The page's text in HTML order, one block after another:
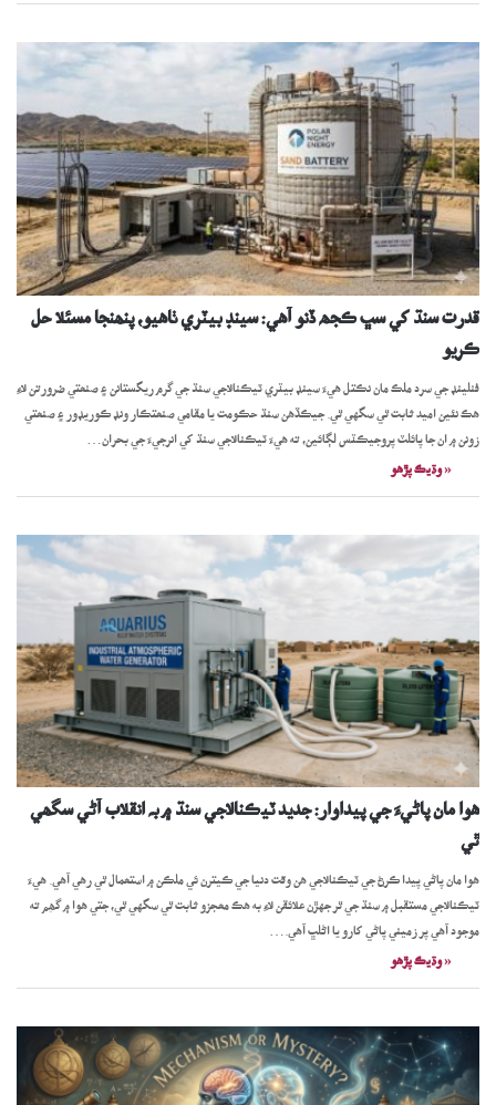
قدرت سنڌ کي سڀ ڪجھ ڏنو آھي: سينڊ بيٽري ٺاھيو، پنھنجا مسئلا حل
ڪريو
فنلينڊ جي سرد ملڪ مان نڪتل هيءَ سينڊ بيٽري ٽيڪنالاجي سنڌ جي گرم ريگستانن ۽ صنعتي ضرورتن لاءِ
هڪ نئين اميد ثابت ٿي سگهي ٿي. جيڪڏهن سنڌ حڪومت يا مقامي صنعتڪار ونڊ ڪوريڊور ۽ صنعتي
زونن ۾ ان جا پائلٽ پروجيڪٽس لڳائين، ته هيءَ ٽيڪنالاجي سنڌ کي انرجيءَ جي بحران…
« وڌيڪ پڙھو
هوا مان پاڻيءَ جي پيداوار: جديد ٽيڪنالاجي سنڌ ۾ بہ انقلاب آڻي سگھي
ٿي
هوا مان پاڻي پيدا ڪرڻ جي ٽيڪنالاجي هن وقت دنيا جي ڪيترن ئي ملڪن ۾ استعمال ٿي رهي آهي. هيءَ
ٽيڪنالاجي مستقبل ۾ سنڌ جي ٿر جهڙن علائقن لاءِ به هڪ معجزو ثابت ٿي سگهي ٿي، جتي هوا ۾ گھِم ته
موجود آهي پر زميني پاڻي کارو يا اڻلڀ آهي.…
« وڌيڪ پڙھو